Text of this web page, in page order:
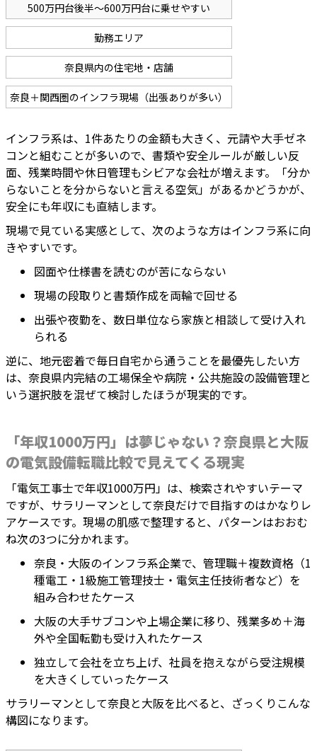
500万円台後半〜600万円台に乗せやすい
勤務エリア
奈良県内の住宅地・店舗
奈良＋関西圏のインフラ現場（出張ありが多い）
インフラ系は、1件あたりの金額も大きく、元請や大手ゼネ
コンと組むことが多いので、書類や安全ルールが厳しい反
面、残業時間や休日管理もシビアな会社が増えます。「分か
らないことを分からないと言える空気」があるかどうかが、
安全にも年収にも直結します。
現場で見ている実感として、次のような方はインフラ系に向
きやすいです。
図面や仕様書を読むのが苦にならない
現場の段取りと書類作成を両輪で回せる
出張や夜勤を、数日単位なら家族と相談して受け入れ
られる
逆に、地元密着で毎日自宅から通うことを最優先したい方
は、奈良県内完結の工場保全や病院・公共施設の設備管理と
いう選択肢を混ぜて検討したほうが現実的です。
「年収1000万円」は夢じゃない？奈良県と大阪
の電気設備転職比較で見えてくる現実
「電気工事士で年収1000万円」は、検索されやすいテーマ
ですが、サラリーマンとして奈良だけで目指すのはかなりレ
アケースです。現場の肌感で整理すると、パターンはおおむ
ね次の3つに分かれます。
奈良・大阪のインフラ系企業で、管理職＋複数資格（1
種電工・1級施工管理技士・電気主任技術者など）を
組み合わせたケース
大阪の大手サブコンや上場企業に移り、残業多め＋海
外や全国転勤も受け入れたケース
独立して会社を立ち上げ、社員を抱えながら受注規模
を大きくしていったケース
サラリーマンとして奈良と大阪を比べると、ざっくりこんな
構図になります。